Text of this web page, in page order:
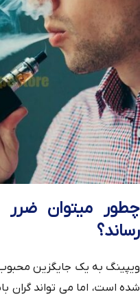
چطور میتوان
رساند؟
ویپینگ به یک جایگزین
شده است، اما می تواند گران